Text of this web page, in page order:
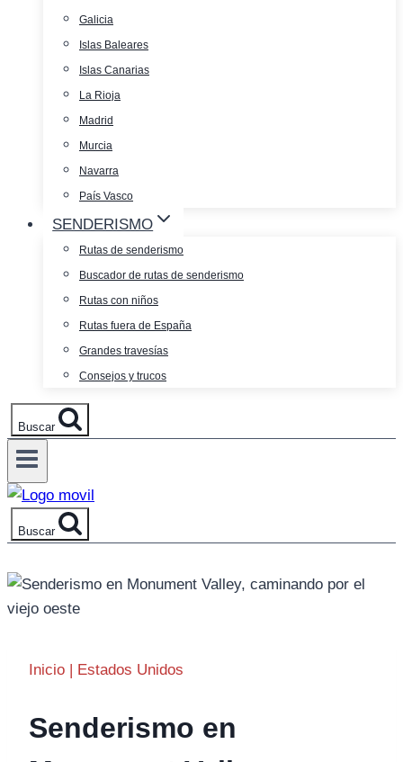
Galicia
Islas Baleares
Islas Canarias
La Rioja
Madrid
Murcia
Navarra
País Vasco
SENDERISMO
Rutas de senderismo
Buscador de rutas de senderismo
Rutas con niños
Rutas fuera de España
Grandes travesías
Consejos y trucos
Buscar
Buscar
Inicio Estados Unidos
Senderismo en